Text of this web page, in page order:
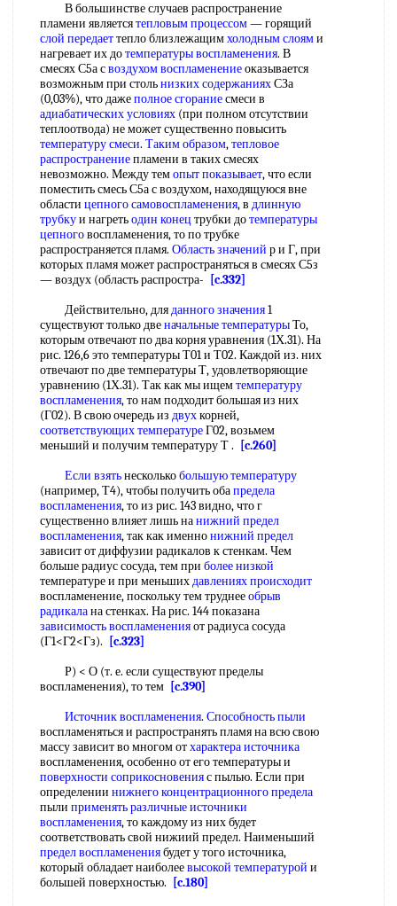
В большинстве случаев распространение
пламени являетсятепловым процессом— горящий
слой передаеттепло близлежащимхолодным слоями
нагревает их дотемпературы воспламенения. В
смесях С5а своздухом воспламенениеоказывается
возможным при стольнизких содержанияхСЗа
(0,03%), что дажеполное сгораниесмеси в
адиабатических условиях (при полном отсутствии
теплоотвода) не может существенно повысить
температуру смеси. Таким образом,тепловое
распространениепламени в таких смесях
невозможно. Между темопыт показывает, что если
поместить смесь С5а с воздухом, находящуюся вне
области цепного самовоспламенения, в длинную
трубкуи нагретьодин конец трубки дотемпературы
цепноговоспламенения, то по трубке
распространяется пламя. Область значений р и Г, при
которых пламя может распространяться в смесях С5з
— воздух (область распростра-
[c.332]
Действительно, дляданного значения1
существуют только двеначальные температурыТо,
которым отвечают по два корня уравнения (1Х.31). На
рис. 126,6 это температуры Т01 и Т02. Каждой из. них
отвечают по две температуры Т, удовлетворяющие
уравнению (1Х.31). Так как мы ищемтемпературу
воспламенения, то нам подходит большая из них
(Г02). В свою очередь из двухкорней,
соответствующих температуреГ02, возьмем
меньший и получим температуру Т .
[c.260]
Если взятьнесколькобольшую температуру
(например, Т4), чтобы получить обапредела
воспламенения, то из рис. 143 видно, что г
существенно влияет лишь нанижний предел
воспламенения, так как именнонижний предел
зависит от диффузии радикалов к стенкам. Чем
больше радиус сосуда, тем при более низкой
температуре и при меньшихдавлениях происходит
воспламенение, поскольку тем труднееобрыв
радикалана стенках. На рис. 144 показана
зависимость воспламененияот радиуса сосуда
(Г1<Г2<Гз).
[c.323]
Р) < О (т. е. если существуют пределы
воспламенения), то тем [c.390]
Источник воспламенения. Способность пыли
воспламеняться и распространять пламя на всю свою
массу зависит во многом отхарактера источника
воспламенения, особенно от его температуры и
поверхности соприкосновенияс пылью. Если при
определении нижнего концентрационного предела
пыли применять различныеисточники
воспламенения, то каждому из них будет
соответствовать свой нижиий предел. Наименьший
предел воспламенениябудет у того источника,
который обладает наиболеевысокой температурой и
большей поверхностью.
[c.180]